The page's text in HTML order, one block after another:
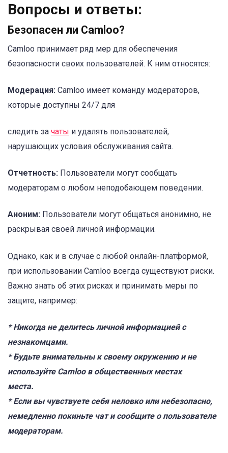
Вопросы и ответы:
Безопасен ли Camloo?
Camloo принимает ряд мер для обеспечения
безопасности своих пользователей. К ним относятся:
Модерация: Camloo имеет команду модераторов,
которые доступны 24/7 для
следить за чаты и удалять пользователей,
нарушающих условия обслуживания сайта.
Отчетность: Пользователи могут сообщать
модераторам о любом неподобающем поведении.
Аноним: Пользователи могут общаться анонимно, не
раскрывая своей личной информации.
Однако, как и в случае с любой онлайн-платформой,
при использовании Camloo всегда существуют риски.
Важно знать об этих рисках и принимать меры по
защите, например:
* Никогда не делитесь личной информацией с
незнакомцами.
* Будьте внимательны к своему окружению и не
используйте Camloo в общественных местах
места.
* Если вы чувствуете себя неловко или небезопасно,
немедленно покиньте чат и сообщите о пользователе
модераторам.